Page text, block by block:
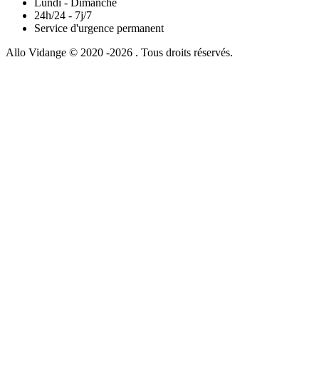
24h/24 - 7j/7
Service d'urgence permanent
Allo Vidange © 2020 -2026 . Tous droits réservés.